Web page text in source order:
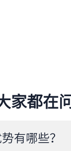
家都在
有哪些？